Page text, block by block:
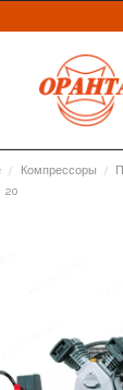
Компрессоры
20